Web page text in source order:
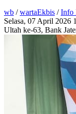
wb /wartaEkbis /Info
Selasa, 07 April 2026
Ultah ke-63, Bank